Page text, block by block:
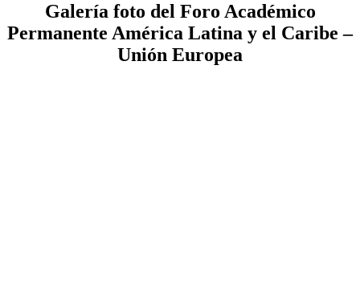
Galería foto del Foro Académico
Permanente América Latina y el Caribe –
Unión Europea